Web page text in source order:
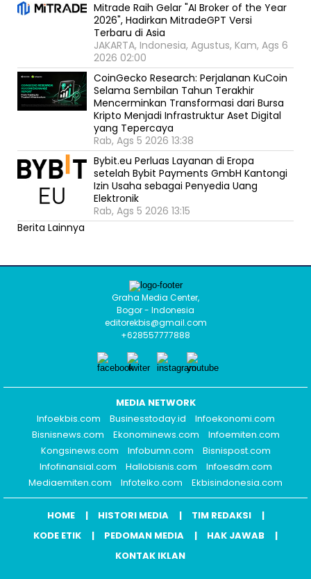
Mitrade Raih Gelar "AI Broker of the Year
2026", Hadirkan MitradeGPT Versi
Terbaru di Asia
JAKARTA, Indonesia, Agustus, Kam, Ags 6
2026 02:00
CoinGecko Research: Perjalanan KuCoin
Selama Sembilan Tahun Terakhir
Mencerminkan Transformasi dari Bursa
Kripto Menjadi Infrastruktur Aset Digital
yang Tepercaya
Rab, Ags 5 2026 13:38
Bybit.eu Perluas Layanan di Eropa
setelah Bybit Payments GmbH Kantongi
Izin Usaha sebagai Penyedia Uang
Elektronik
Rab, Ags 5 2026 13:15
Berita Lainnya
Graha Media Center,
Bogor - Indonesia
editorekbis@gmail.com
+628557777888
MEDIA NETWORK
Infoekbis.com
Businesstoday.id
Infoekonomi.com
Bisnisnews.com
Ekonominews.com
Infoemiten.com
Kongsinews.com
Infobumn.com
Bisnispost.com
Infofinansial.com
Hallobisnis.com
Infoesdm.com
Mediaemiten.com
Infotelko.com Ekbisindonesia.com
HOME HISTORI MEDIA
TIM REDAKSI
KODE ETIK
PEDOMAN MEDIA
HAK JAWAB
KONTAK IKLAN